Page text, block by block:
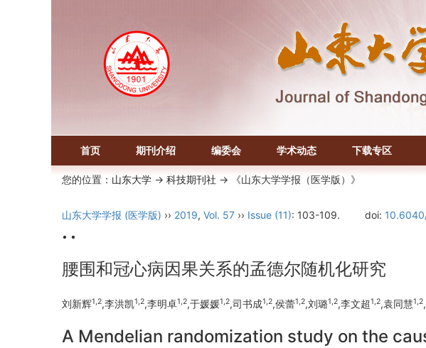
首页 期刊介绍 编委会 学术动态 下载专区
您的位置： 山东大学 -> 科技期刊社 -> 《山东大学学报（医学版）》
山东大学学报 (医学版) ›› 2019, Vol. 57 ›› Issue (11): 103-109. doi:
• •
腰围和冠心病因果关系的孟德尔随机化研究
刘新辉1,2,李洪凯1,2,李明卓1,2,于媛媛1,2,司书成1,2,侯蕾1,2,刘璐1,2,李文超1,2,袁同慧1,2
A Mendelian randomization study on the